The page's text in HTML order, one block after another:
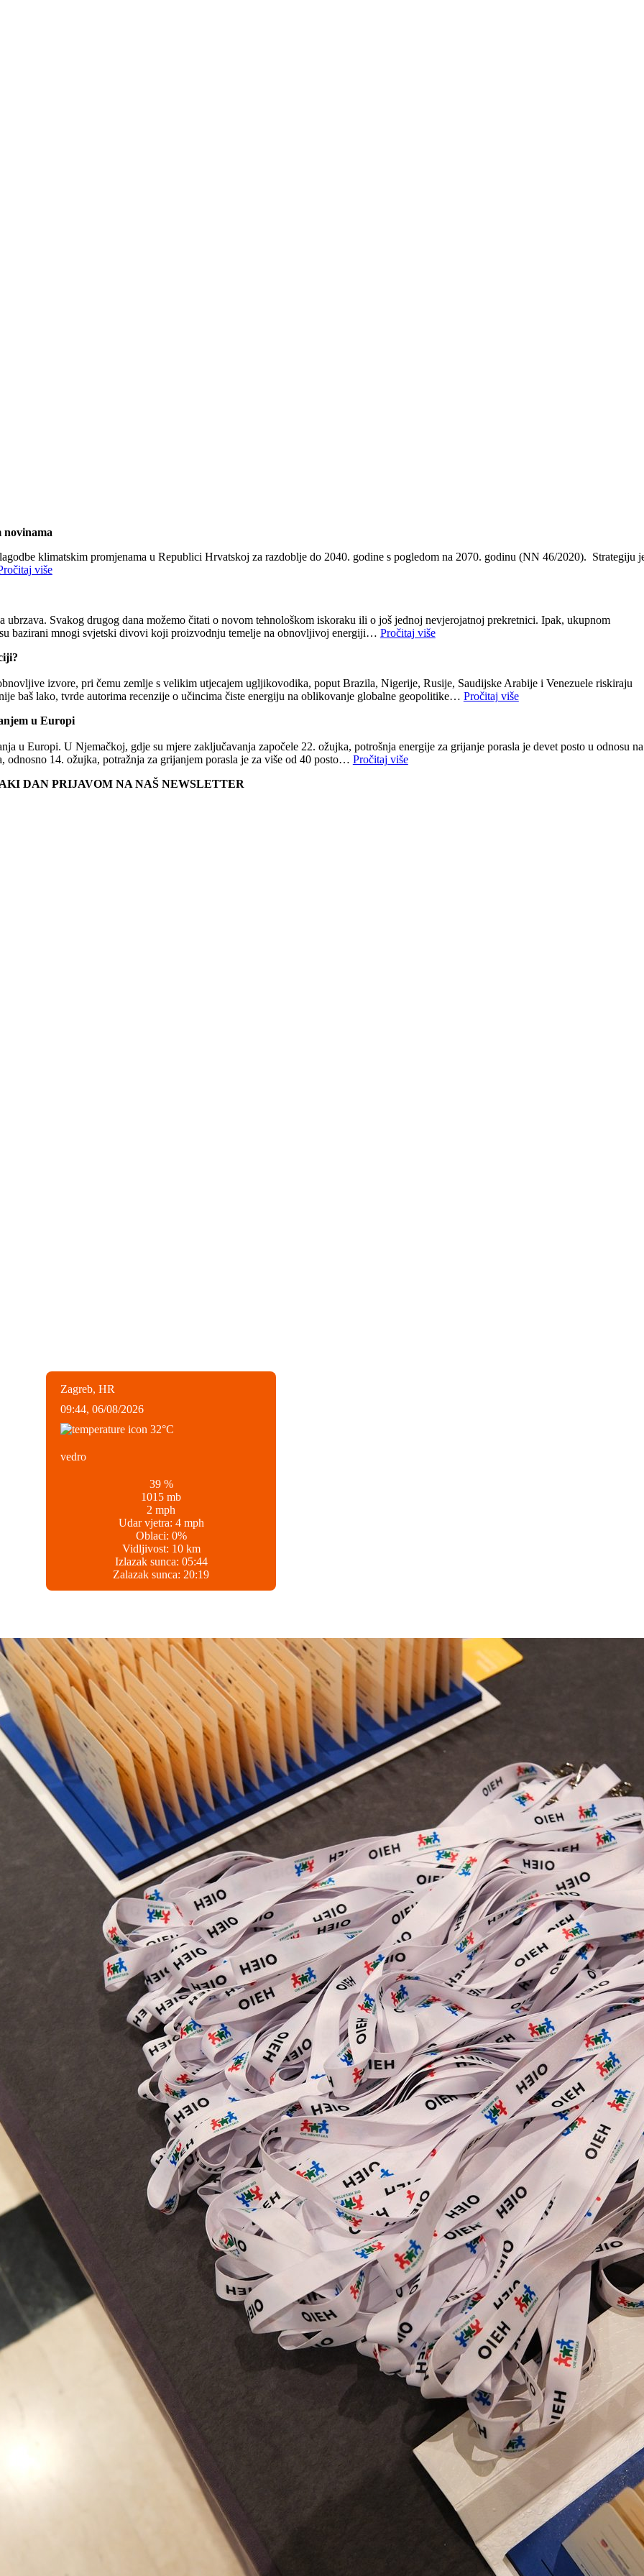
klimatskim promjenama u Republici Hrvatskoj za razdoblje do 2040. godine s pogledom na 2070. godinu (NN 46/2020). Strategiju
više
Svakog drugog dana možemo čitati o novom tehnološkom iskoraku ili o još jednoj nevjerojatnoj prekretnici. Ipak, ukupnom
bazirani mnogi svjetski divovi koji proizvodnju temelje na obnovljivoj energiji… Pročitaj više
izvore, pri čemu zemlje s velikim utjecajem ugljikovodika, poput Brazila, Nigerije, Rusije, Saudijske Arabije i Venezuele riskiraju
baš lako, tvrde autorima recenzije o učincima čiste energiju na oblikovanje globalne geopolitike… Pročitaj više
u Europi
u Europi. U Njemačkoj, gdje su mjere zaključavanja započele 22. ožujka, potrošnja energije za grijanje porasla je devet posto u odnosu na
14. ožujka, potražnja za grijanjem porasla je za više od 40 posto… Pročitaj više
DAN PRIJAVOM NA NAŠ NEWSLETTER
Zagreb, HR
09:44, 06/08/2026
32°C
vedro
39 %
1015 mb
2 mph
Udar vjetra: 4 mph
Oblaci: 0%
Vidljivost: 10 km
Izlazak sunca: 05:44
Zalazak sunca: 20:19